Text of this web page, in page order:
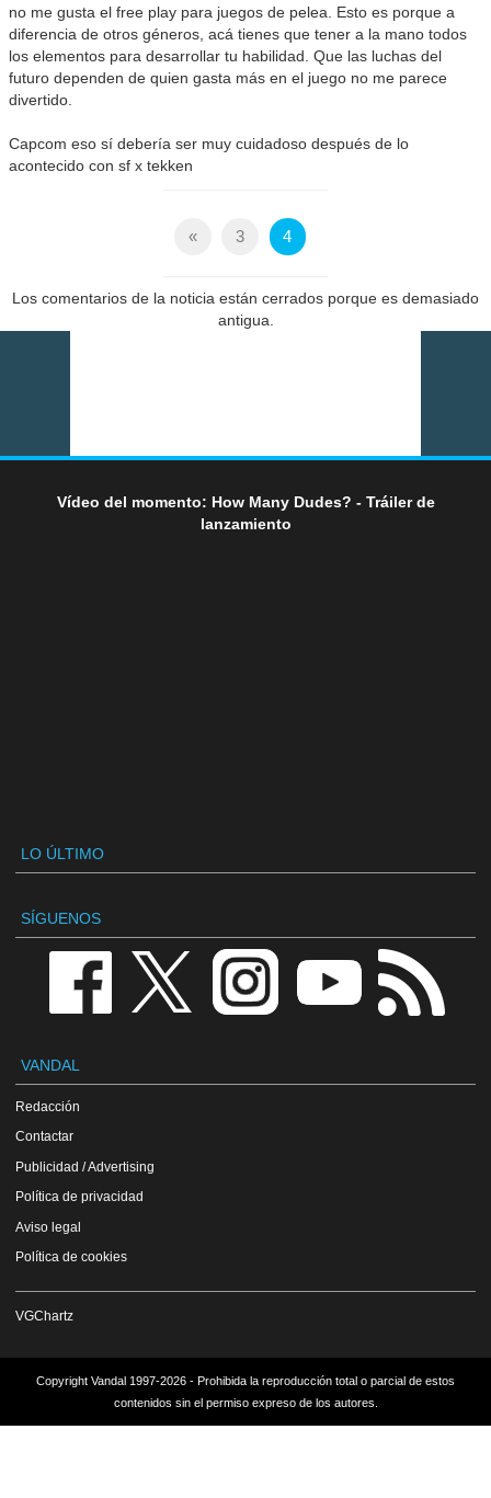
no me gusta el free play para juegos de pelea. Esto es porque a
diferencia de otros géneros, acá tienes que tener a la mano todos
los elementos para desarrollar tu habilidad. Que las luchas del
futuro dependen de quien gasta más en el juego no me parece
divertido.
Capcom eso sí debería ser muy cuidadoso después de lo
acontecido con sf x tekken
« 3 4
Los comentarios de la noticia están cerrados porque es demasiado
antigua.
Vídeo del momento: How Many Dudes? - Tráiler de
lanzamiento
LO ÚLTIMO
SÍGUENOS
VANDAL
Redacción
Contactar
Publicidad / Advertising
Política de privacidad
Aviso legal
Política de cookies
VGChartz
Copyright Vandal 1997-2026 - Prohibida la reproducción total o parcial de estos
contenidos sin el permiso expreso de los autores.